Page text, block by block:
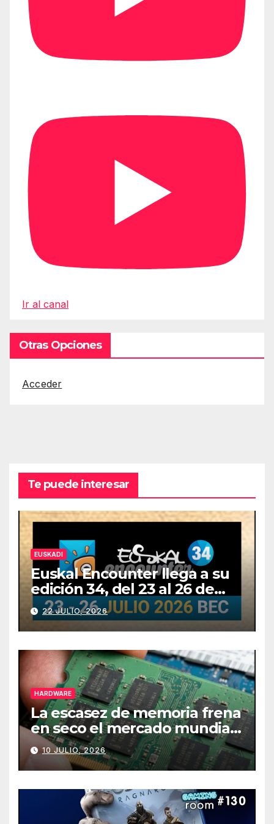
Ir al canal
Otras Opciones
Acceder
Te puede interesar
EUSKADI
Euskal Encounter llega a su
edición 34, del 23 al 26 de
julio
22 JULIO, 2026
HARDWARE
La escasez de memoria frena
en seco el mercado mundial
de PCs
10 JULIO, 2026